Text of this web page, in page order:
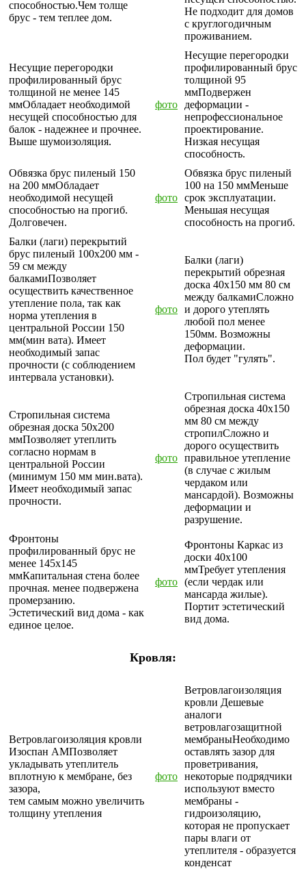
способностью.Чем толще
брус - тем теплее дом.
Не подходит для домов
с круглогодичным
проживанием.
Несущие перегородки
профилированный брус
толщиной не менее 145
ммОбладает необходимой
несущей способностью для
балок - надежнее и прочнее.
Выше шумоизоляция.
фото
Несущие перегородки
профилированный брус
толщиной 95
ммПодвержен
деформации -
непрофессиональное
проектирование.
Низкая несущая
способность.
Обвязка брус пиленый 150
на 200 ммОбладает
необходимой несущей
способностью на прогиб.
Долговечен.
фото
Обвязка брус пиленый
100 на 150 ммМеньше
срок эксплуатации.
Меньшая несущая
способность на прогиб.
Балки (лаги) перекрытий
брус пиленый 100х200 мм -
59 см между
балкамиПозволяет
осуществить качественное
утепление пола, так как
норма утепления в
центральной России 150
мм(мин вата). Имеет
необходимый запас
прочности (с соблюдением
интервала установки).
фото
Балки (лаги)
перекрытий обрезная
доска 40х150 мм 80 см
между балкамиСложно
и дорого утеплять
любой пол менее
150мм. Возможны
деформации.
Пол будет "гулять".
Стропильная система
обрезная доска 50х200
ммПозволяет утеплить
согласно нормам в
центральной России
(минимум 150 мм мин.вата).
Имеет необходимый запас
прочности.
фото
Стропильная система
обрезная доска 40х150
мм 80 см между
стропилСложно и
дорого осуществить
правильное утепление
(в случае с жилым
чердаком или
мансардой). Возможны
деформации и
разрушение.
Фронтоны
профилированный брус не
менее 145х145
ммКапитальная стена более
прочная. менее подвержена
промерзанию.
Эстетический вид дома - как
единое целое.
фото
Фронтоны Каркас из
доски 40х100
ммТребует утепления
(если чердак или
мансарда жилые).
Портит эстетический
вид дома.
Кровля:
Ветровлагоизоляция кровли
Изоспан АМПозволяет
укладывать утеплитель
вплотную к мембране, без
зазора,
тем самым можно увеличить
толщину утепления
фото
Ветровлагоизоляция
кровли Дешевые
аналоги
ветровлагозащитной
мембраныНеобходимо
оставлять зазор для
проветривания,
некоторые подрядчики
используют вместо
мембраны -
гидроизоляцию,
которая не пропускает
пары влаги от
утеплителя - образуется
конденсат